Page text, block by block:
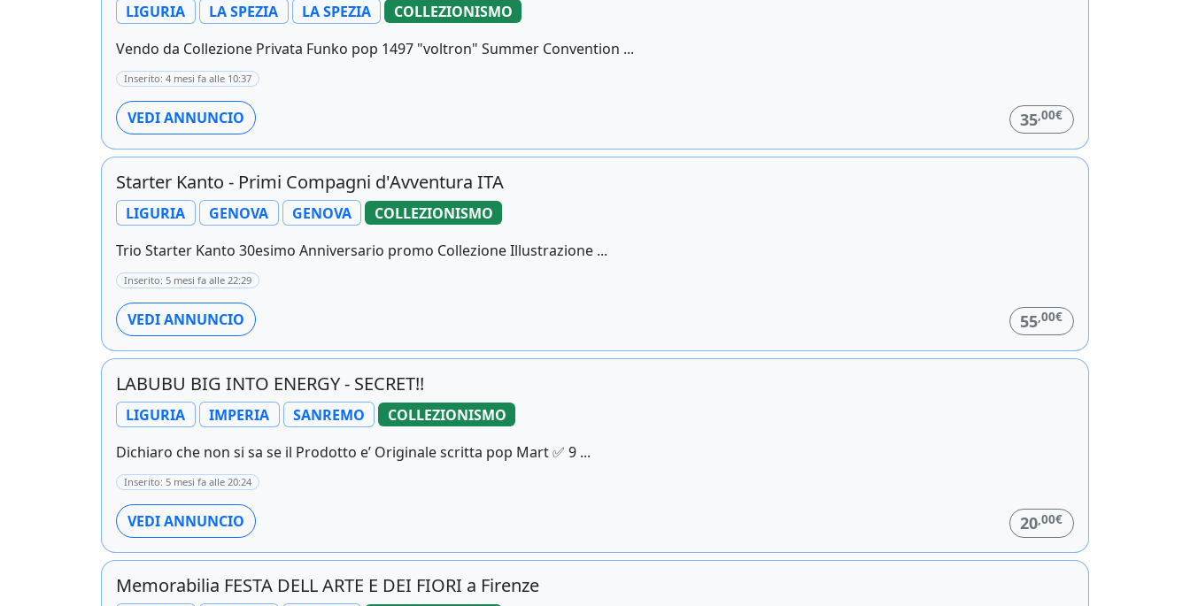
LIGURIA LA SPEZIA LA SPEZIA
COLLEZIONISMO
Vendo da Collezione Privata Funko pop 1497 "voltron" Summer Convention ...
Inserito: 4 mesi fa alle 10:37
VEDI ANNUNCIO 35,00€
Starter Kanto - Primi Compagni d'Avventura ITA
LIGURIA GENOVA GENOVA
COLLEZIONISMO
Trio Starter Kanto 30esimo Anniversario promo Collezione Illustrazione ...
Inserito: 5 mesi fa alle 22:29
VEDI ANNUNCIO 55,00€
LABUBU BIG INTO ENERGY - SECRET!!
LIGURIA IMPERIA SANREMO
COLLEZIONISMO
Dichiaro che non si sa se il Prodotto e’ Originale scritta pop Mart ✅ 9 ...
Inserito: 5 mesi fa alle 20:24
VEDI ANNUNCIO 20 ,00€
Memorabilia FESTA DELL ARTE E DEI FIORI a Firenze